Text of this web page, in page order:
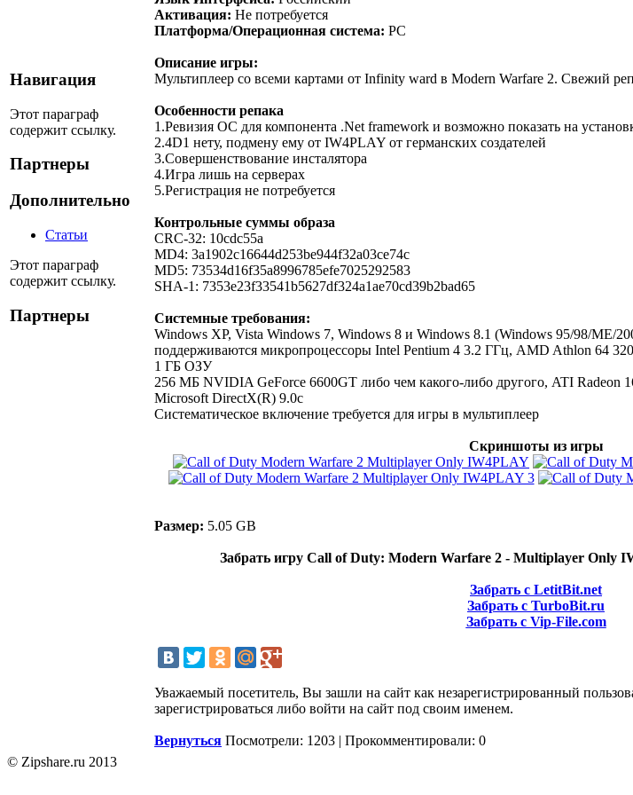
Навигация
Этот параграф
содержит ссылку.
Партнеры
Дополнительно
Статьи
Этот параграф
содержит ссылку.
Партнеры
Активация: Не потребуется
Платформа/Операционная система: PC
Описание игры:
Мультиплеер со всеми картами от Infinity ward в Modern Warfare 2. Свежий
Особенности репака
1.Ревизия ОС для компонента .Net framework и возможно показать на
2.4D1 нету, подмену ему от IW4PLAY от германских создателей
3.Совершенствование инсталятора
4.Игра лишь на серверах
5.Регистрация не потребуется
Контрольные суммы образа
CRC-32: 10cdc55a
MD4: 3a1902c16644d253be944f32a03ce74c
MD5: 73534d16f35a8996785efe7025292583
SHA-1: 7353e23f33541b5627df324a1ae70cd39b2bad65
Системные требования:
Windows XP, Vista Windows 7, Windows 8 и Windows 8.1 (Windows 95/98/ME/
поддерживаются микропроцессоры Intel Pentium 4 3.2 ГГц, AMD Athlon 64
1 ГБ ОЗУ
256 МБ NVIDIA GeForce 6600GT либо чем какого-либо другого, ATI Radeon
Microsoft DirectX(R) 9.0c
Систематическое включение требуется для игры в мультиплеер
Скриншоты из игры
Размер: 5.05 GB
Забрать игру Call of Duty: Modern Warfare 2 - Multiplayer Only
Забрать с LetitBit.net
Забрать с TurboBit.ru
Забрать с Vip-File.com
Уважаемый посетитель, Вы зашли на сайт как незарегистрированный
зарегистрироваться либо войти на сайт под своим именем.
Вернуться Посмотрели: 1203 | Прокомментировали: 0
© Zipshare.ru 2013